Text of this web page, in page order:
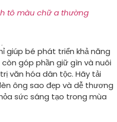
tô màu chữ a thường
giúp bé phát triển khả năng
góp phần giữ gìn và nuôi
văn hóa dân tộc. Hãy tải
ông sao đẹp và dễ thương
sức sáng tạo trong mùa